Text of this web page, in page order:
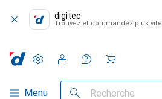
digitec
Trouvez et commandez plus vite
Navigation par catégorie
Menu Recherche
Paramètres
Compte client
Listes de comparaison
Listes d'envies
Panier